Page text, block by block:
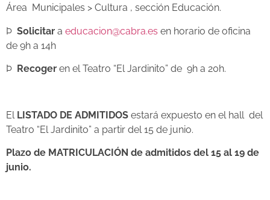
Área Municipales > Cultura , sección Educación.
Þ Solicitar a educacion@cabra.es en horario de oficina
de 9h a 14h
Þ Recoger en el Teatro “El Jardinito” de 9h a 20h.
El LISTADO DE ADMITIDOS estará expuesto en el hall del
Teatro “El Jardinito” a partir del 15 de junio.
Plazo de MATRICULACIÓN de admitidos del 15 al 19 de
junio.